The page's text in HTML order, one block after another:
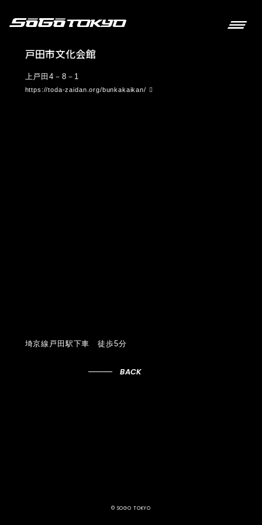
戸田市文化会館
上戸田4－8－1
https://toda-zaidan.org/bunkakaikan/
埼京線戸田駅下車 徒歩5分
BACK
© SOGO TOKYO